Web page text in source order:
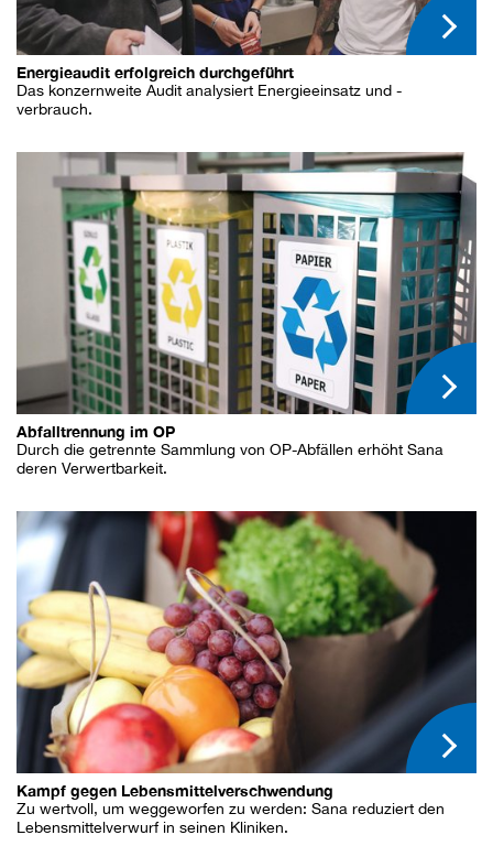
Energieaudit erfolgreich durchgeführt
Das konzernweite Audit analysiert Energieeinsatz und -
verbrauch.
Abfalltrennung im OP
Durch die getrennte Sammlung von OP-Abfällen erhöht Sana
deren Verwertbarkeit.
Kampf gegen Lebensmittelverschwendung
Zu wertvoll, um weggeworfen zu werden: Sana reduziert den
Lebensmittelverwurf in seinen Kliniken.